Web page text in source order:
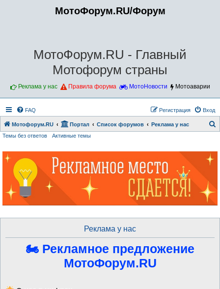
МотоФорум.RU/Форум
МотоФорум.RU - Главный
Мотофорум страны
Реклама у нас Правила форума МотоНовости Мотоаварии
FAQ Вход
Регистрация
Мотофорум.RU Портал Список форумов Реклама у нас
Темы без ответов Активные темы
Реклама у нас
🏍 Рекламное предложение
МотоФорум.RU